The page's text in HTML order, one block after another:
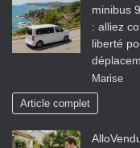
minibus
: alliez
liberté
Marise
Article complet